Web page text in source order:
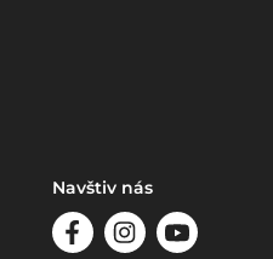
Navštiv nás